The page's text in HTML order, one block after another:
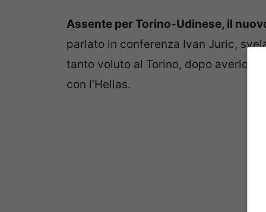
Assente per Torino-Udinese, il
parlato in conferenza Ivan Juric,
tanto voluto al Torino, dopo averlo
con l’Hellas.